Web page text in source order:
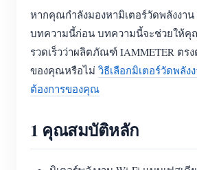
บล็อก
ฟอรัม
App Store
สำรวจเว็บไซต์
อันดับ PV
หากคุณกำลังมองหามิเตอร์วัดพลังงา
บทความนี้ก่อน บทความนี้จะช่วยให้คุ
รวดเร็วว่าผลิตภัณฑ์ IAMMETER ตร
ของคุณหรือไม่ วิธีเลือกมิเตอร์วัดพลัง
ต้องการของคุณ
1 คุณสมบัติหลัก